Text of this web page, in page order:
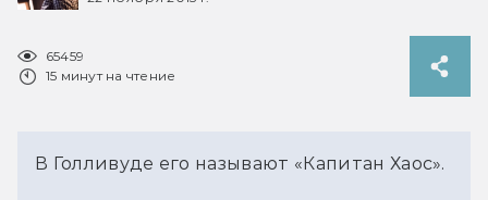
65459
15 минут на чтение
В Голливуде его называют «Капитан Хаос».